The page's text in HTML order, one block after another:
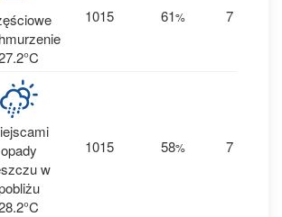
1015 61% 7
opady
w
1015 58% 7